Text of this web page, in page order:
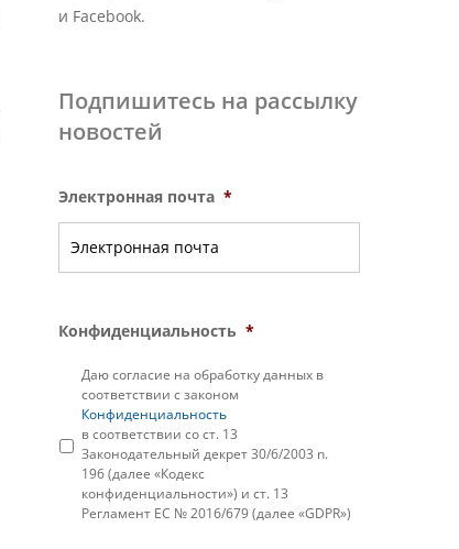
и Facebook.
Подпишитесь на рассылку
новостей
Электронная почта *
Конфиденциальность *
Даю согласие на обработку данных в
соответствии с законом
Конфиденциальность
в соответствии со ст. 13
Законодательный декрет 30/6/2003 n.
196 (далее «Кодекс
конфиденциальности») и ст. 13
Регламент ЕС № 2016/679 (далее «GDPR»)